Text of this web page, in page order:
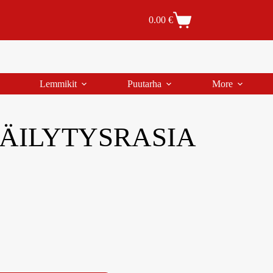
Tilauksen peruutus
0.00 €
Lemmikit Puutarha More